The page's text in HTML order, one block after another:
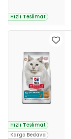
Hızlı Teslimat
Hızlı Teslimat
Kargo Bedava